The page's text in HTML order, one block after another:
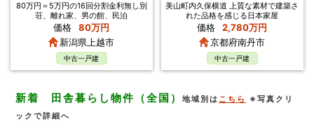
80万円＝5万円の16回分割金利無し別
荘、離れ家、男の館、民泊
価格 80万円
新潟県上越市
中古一戸建
美山町内久保横道 上質な素材で建築さ
れた品格を感じる日本家屋
価格 2,780万円
京都府南丹市
中古一戸建
新着 田舎暮らし物件（全国） 地域別は こちら
※写真クリ
ックで詳細へ